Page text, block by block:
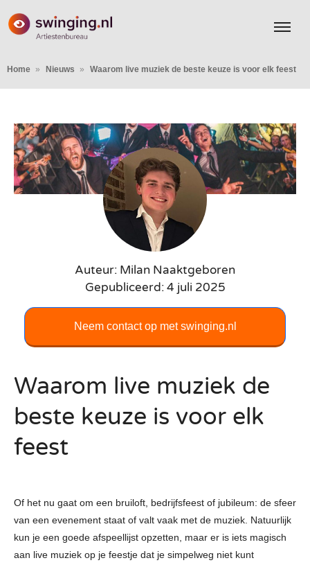
Home Nieuws Waarom live muziek de beste keuze is voor elk feest
Auteur: Milan Naaktgeboren
Gepubliceerd: 4 juli 2025
Neem contact op met swinging.nl
Waarom live muziek de
beste keuze is voor elk
feest
Of het nu gaat om een bruiloft, bedrijfsfeest of jubileum: de sfeer
van een evenement staat of valt vaak met de muziek. Natuurlijk
kun je een goede afspeellijst opzetten, maar er is iets magisch
aan live muziek op je feestje dat je simpelweg niet kunt